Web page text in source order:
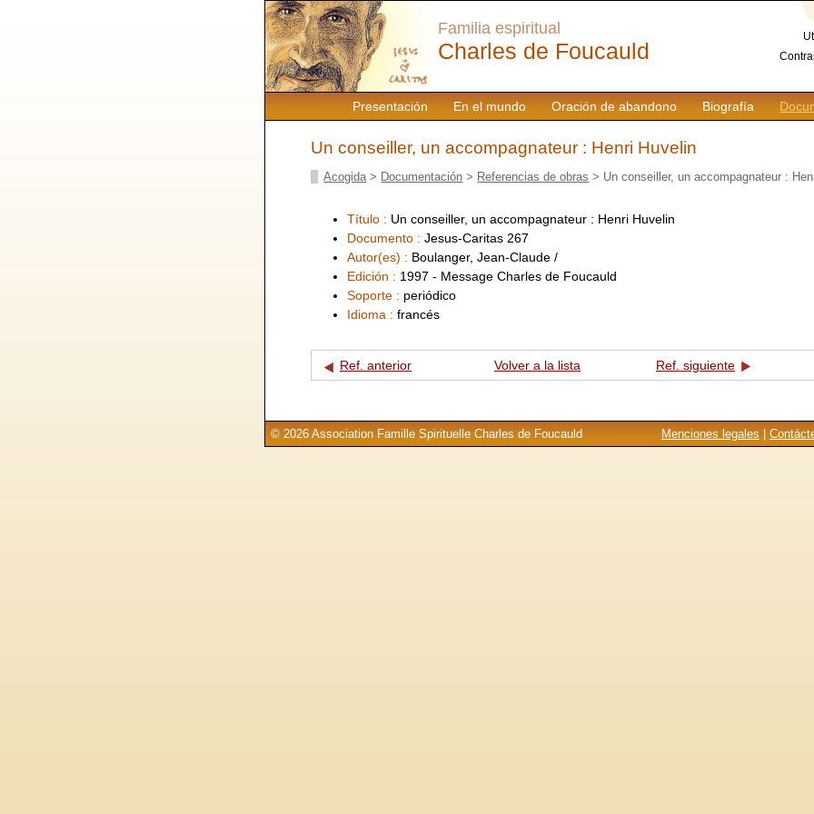
Presentación En el mundo Oración de abandono Biografía
Familia espiritual
Charles de Foucauld
Un conseiller, un accompagnateur : Henri Huvelin
Acogida > Documentación > Referencias de obras > Un conseiller, un accompagnateur :
Título : Un conseiller, un accompagnateur : Henri Huvelin
Documento : Jesus-Caritas 267
Autor(es) : Boulanger, Jean-Claude /
Edición : 1997 - Message Charles de Foucauld
Soporte : periódico
Idioma : francés
Ref. anterior Volver a la lista Ref. siguiente
Menciones legales
© 2026 Association Famille Spirituelle Charles de Foucauld